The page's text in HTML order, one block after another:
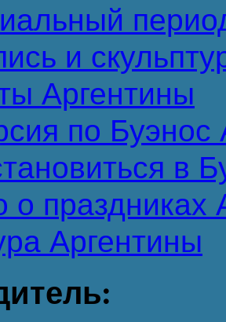
и
Аргентины
по
в
о праздниках
Аргентины